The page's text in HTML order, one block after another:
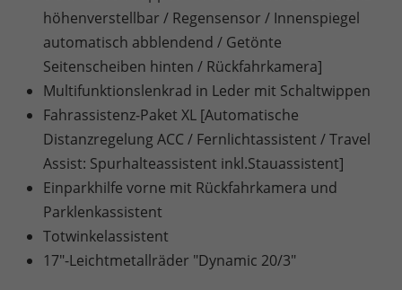
höhenverstellbar / Regensensor / Innenspiegel
automatisch abblendend / Getönte
Seitenscheiben hinten / Rückfahrkamera]
Multifunktionslenkrad in Leder mit Schaltwippen
Fahrassistenz-Paket XL [Automatische
Distanzregelung ACC / Fernlichtassistent / Travel
Assist: Spurhalteassistent inkl.Stauassistent]
Einparkhilfe vorne mit Rückfahrkamera und
Parklenkassistent
Totwinkelassistent
17"-Leichtmetallräder "Dynamic 20/3"